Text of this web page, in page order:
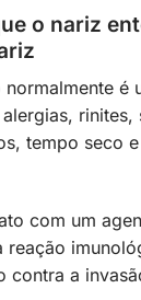
o nariz
é
rinites,
tempo seco
com um
contra a